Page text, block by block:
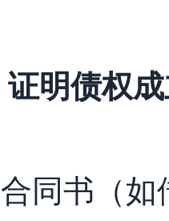
证明债权
同书（